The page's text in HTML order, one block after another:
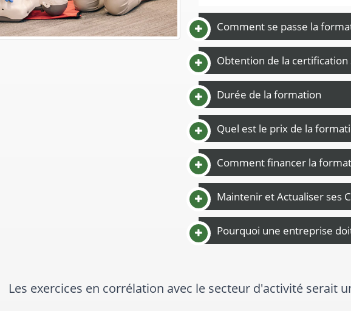
Comment se passe la
Obtention de la certification
Durée de la formation
Quel est le prix de la
Comment financer la
Maintenir et Actualiser ses
Pourquoi une entreprise
Tres bon formateur a l ecoute et de bon conseil pour notre